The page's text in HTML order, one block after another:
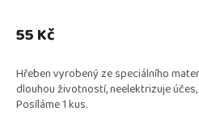
55 Kč
Hřeben vyrobený ze speciálního
dlouhou životností, neelektrizuje
Posíláme 1 kus.